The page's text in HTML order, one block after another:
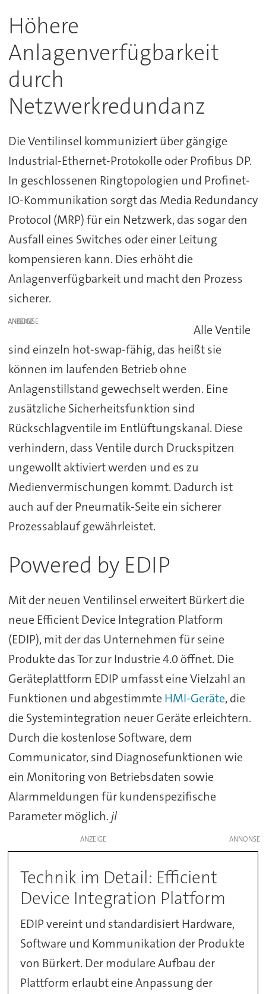
Höhere
Anlagenverfügbarkeit
durch
Netzwerkredundanz
Die Ventilinsel kommuniziert über gängige
Industrial-Ethernet-Protokolle oder Profibus DP.
In geschlossenen Ringtopologien und Profinet-
IO-Kommunikation sorgt das Media Redundancy
Protocol (MRP) für ein Netzwerk, das sogar den
Ausfall eines Switches oder einer Leitung
kompensieren kann. Dies erhöht die
Anlagenverfügbarkeit und macht den Prozess
sicherer.
ANZEIGE
Alle Ventile
sind einzeln hot-swap-fähig, das heißt sie
können im laufenden Betrieb ohne
Anlagenstillstand gewechselt werden. Eine
zusätzliche Sicherheitsfunktion sind
Rückschlagventile im Entlüftungskanal. Diese
verhindern, dass Ventile durch Druckspitzen
ungewollt aktiviert werden und es zu
Medienvermischungen kommt. Dadurch ist
auch auf der Pneumatik-Seite ein sicherer
Prozessablauf gewährleistet.
Powered by EDIP
Mit der neuen Ventilinsel erweitert Bürkert die
neue Efficient Device Integration Platform
(EDIP), mit der das Unternehmen für seine
Produkte das Tor zur Industrie 4.0 öffnet. Die
Geräteplattform EDIP umfasst eine Vielzahl an
Funktionen und abgestimmte HMI-Geräte, die
die Systemintegration neuer Geräte erleichtern.
Durch die kostenlose Software, dem
Communicator, sind Diagnosefunktionen wie
ein Monitoring von Betriebsdaten sowie
Alarmmeldungen für kundenspezifische
Parameter möglich. jl
ANZEIGE
Technik im Detail: Efficient
Device Integration Platform
EDIP vereint und standardisiert Hardware,
Software und Kommunikation der Produkte
von Bürkert. Der modulare Aufbau der
Plattform erlaubt eine Anpassung der